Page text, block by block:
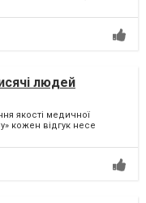
людей
якості медичної
кожен відгук несе